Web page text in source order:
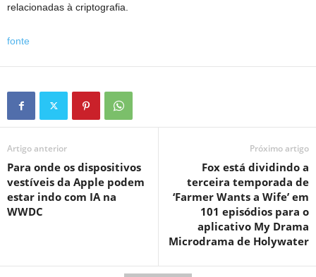
relacionadas à criptografia.
fonte
Artigo anterior
Para onde os dispositivos
vestíveis da Apple podem
estar indo com IA na
WWDC
Próximo artigo
Fox está dividindo a
terceira temporada de
‘Farmer Wants a Wife’ em
101 episódios para o
aplicativo My Drama
Microdrama de Holywater